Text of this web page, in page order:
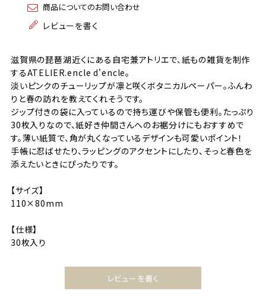
商品についてのお問い合わせ
レビューを書く
滋賀県の琵琶湖近くにある自宅兼アトリエで、紙もの雑貨を制作
するATELIER.encle d'encle。
淡いピンクのチューリップが凛と咲くボタニカルペーパー。ふんわ
りと春の訪れを教えてくれそうです。
ジップ付きの袋に入っているので持ち運びや保管も便利。たっぷり
30枚入りなので、紙好き仲間さんへのお裾分けにもおすすめで
す。薄い紙質で、角が丸くなっているデザインも可愛いポイント！
手帳に忍ばせたり、ラッピングのアクセントにしたり、そっと春色を
添えたいときにぴったりです。
【サイズ】
110×80mm
【仕様】
30枚入り
レビューを書く